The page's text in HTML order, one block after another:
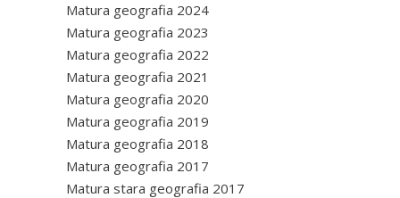
Matura geografia 2024
Matura geografia 2023
Matura geografia 2022
Matura geografia 2021
Matura geografia 2020
Matura geografia 2019
Matura geografia 2018
Matura geografia 2017
Matura stara geografia 2017